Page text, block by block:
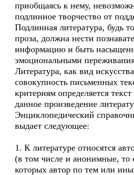
приобщаясь к нему,
подлинное творчество от
Подлинная литература, будь
проза, должна нести
информацию и быть
эмоциональными
Литература, как вид
совокупность письменных
критериям определяется
данное произведение
Энциклопедический
выдает следующее:
1. К литературе относятся
(в том числе и анонимные, то
которых автор по тем или